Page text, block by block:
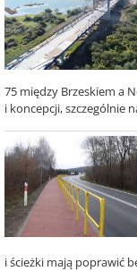
75 między Brzeskiem a
i koncepcji, szczególnie
i ścieżki mają poprawić